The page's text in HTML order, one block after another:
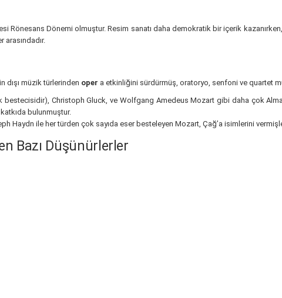
Rönesans Dönemi olmuştur. Resim sanatı daha demokratik bir içerik
arasındadır.
dışı müzik türlerinden oper a etkinliğini sürdürmüş, oratoryo, senfoni ve quartet
Christoph Gluck, ve Wolfgang Amedeus Mozart gibi daha çok
bulunmuştur.
Haydn ile her türden çok sayıda eser besteleyen Mozart, Çağ’a isimlerini
Bazı Düşünürlerler